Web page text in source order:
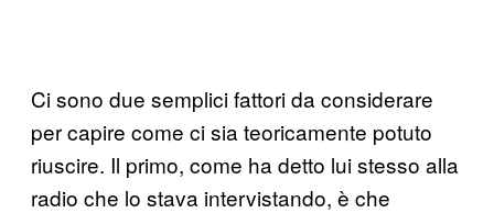
Ci sono due semplici fattori da considerare
per capire come ci sia teoricamente potuto
riuscire. Il primo, come ha detto lui stesso alla
radio che lo stava intervistando, è che